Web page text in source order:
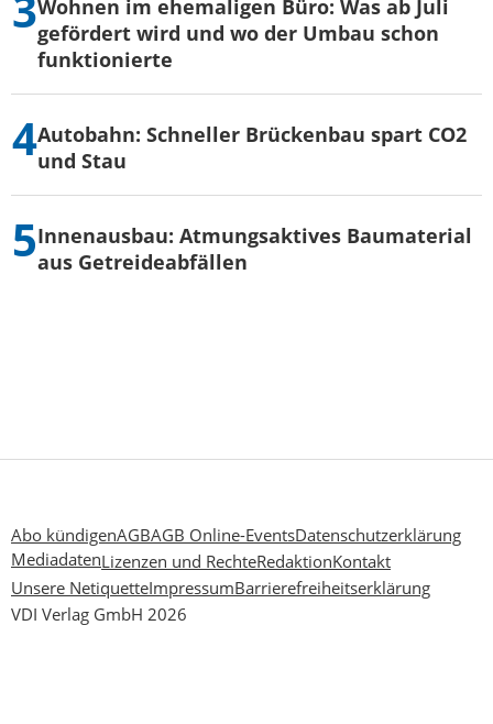
Wohnen im ehemaligen Büro: Was ab Juli
gefördert wird und wo der Umbau schon
funktionierte
Autobahn: Schneller Brückenbau spart CO2
und Stau
Innenausbau: Atmungsaktives Baumaterial
aus Getreideabfällen
Abo kündigenAGBAGB Online-EventsDatenschutzerklärung
MediadatenLizenzen und RechteRedaktionKontakt
Unsere NetiquetteImpressumBarrierefreiheitserklärung
VDI Verlag GmbH 2026